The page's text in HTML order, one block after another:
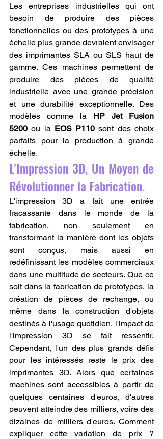
Les entreprises industrielles qui ont
besoin de produire des pièces
fonctionnelles ou des prototypes à une
échelle plus grande devraient envisager
des imprimantes SLA ou SLS haut de
gamme. Ces machines permettent de
produire des pièces de qualité
industrielle avec une grande précision
et une durabilité exceptionnelle. Des
modèles comme la HP Jet Fusion
5200 ou la EOS P110 sont des choix
parfaits pour la production à grande
échelle.
L'Impression 3D, Un Moyen de
Révolutionner la Fabrication.
L'impression 3D a fait une entrée
fracassante dans le monde de la
fabrication, non seulement en
transformant la manière dont les objets
sont conçus, mais aussi en
redéfinissant les modèles commerciaux
dans une multitude de secteurs. Que ce
soit dans la fabrication de prototypes, la
création de pièces de rechange, ou
même dans la construction d'objets
destinés à l'usage quotidien, l'impact de
l'impression 3D se fait ressentir.
Cependant, l'un des plus grands défis
pour les intéressés reste le prix des
imprimantes 3D. Alors que certaines
machines sont accessibles à partir de
quelques centaines d'euros, d'autres
peuvent atteindre des milliers, voire des
dizaines de milliers d'euros. Comment
expliquer cette variation de prix ?